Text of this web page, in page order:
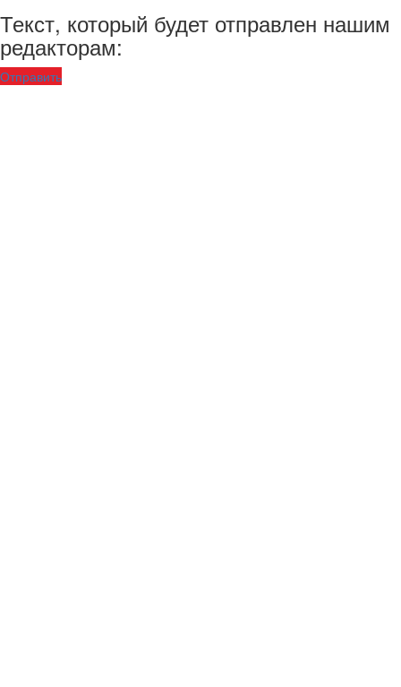
Текст, который будет отправлен нашим
редакторам:
Отправить